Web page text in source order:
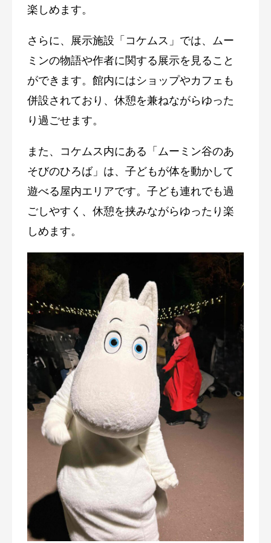
楽しめます。
さらに、展示施設「コケムス」では、ムー
ミンの物語や作者に関する展示を見ること
ができます。館内にはショップやカフェも
併設されており、休憩を兼ねながらゆった
り過ごせます。
また、コケムス内にある「ムーミン谷のあ
そびのひろば」は、子どもが体を動かして
遊べる屋内エリアです。子ども連れでも過
ごしやすく、休憩を挟みながらゆったり楽
しめます。